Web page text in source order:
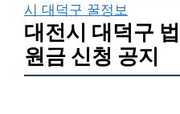
시 대덕구 꿀정보
대전시 대덕구
원금 신청 공지